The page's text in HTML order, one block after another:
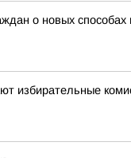
о новых
избирательные